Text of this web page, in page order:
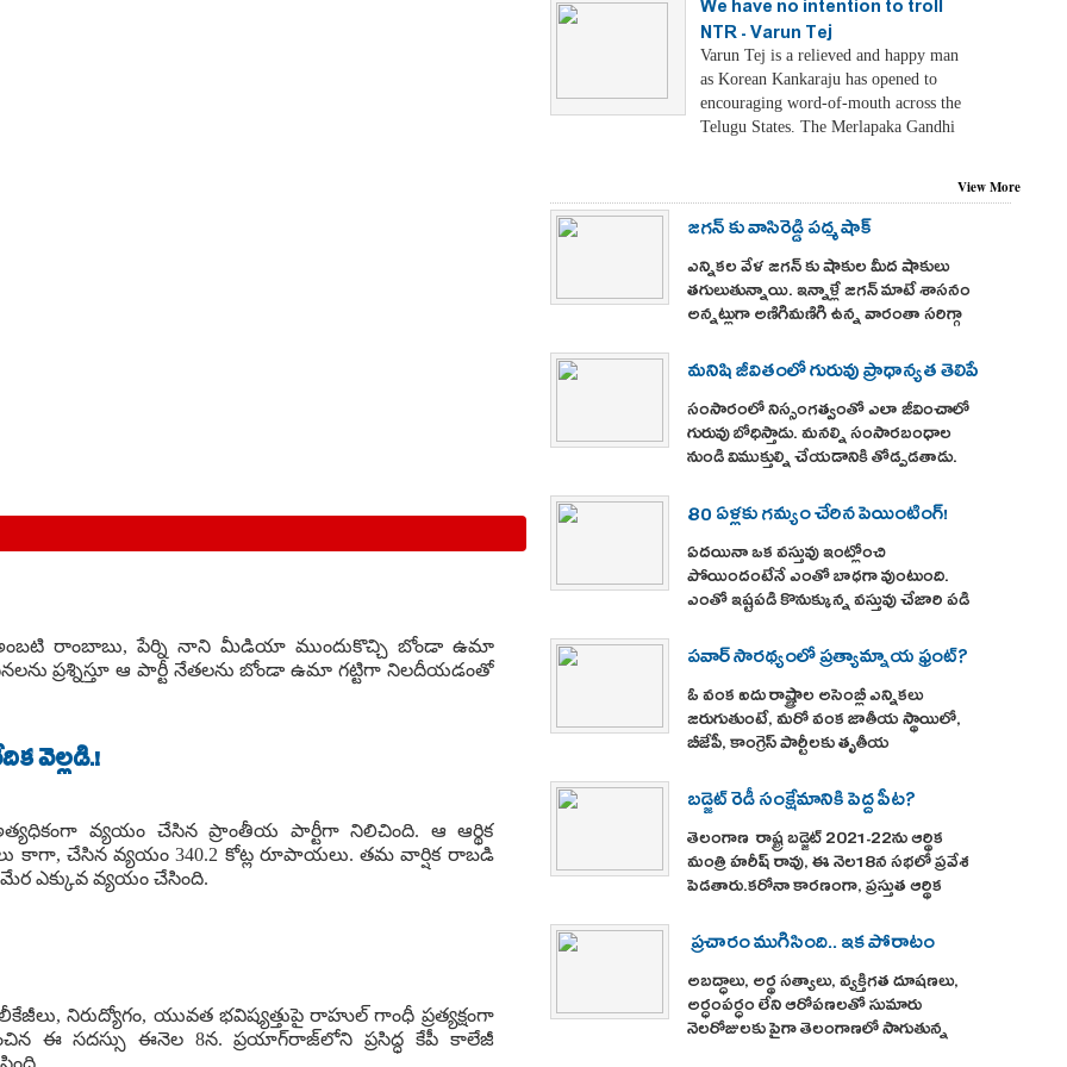
రాంబాబు, పేర్ని నాని మీడియా ముందుకొచ్చి బోండా ఉమా
ప్రశ్నిస్తూ ఆ పార్టీ నేతలను బోండా ఉమా గట్టిగా నిలదీయడంతో
వెల్లడి.!
వ్యయం చేసిన ప్రాంతీయ పార్టీగా నిలిచింది. ఆ ఆర్థిక
కాగా, చేసిన వ్యయం 340.2 కోట్ల రూపాయలు. తమ వార్షిక రాబడి
ఎక్కువ వ్యయం చేసింది.
నిరుద్యోగం, యువత భవిష్యత్తుపై రాహుల్ గాంధీ ప్రత్యక్షంగా
ఈ సదస్సు ఈనెల 8న. ప్రయాగ్‌రాజ్‌లోని ప్రసిద్ధ కేపీ కాలేజీ